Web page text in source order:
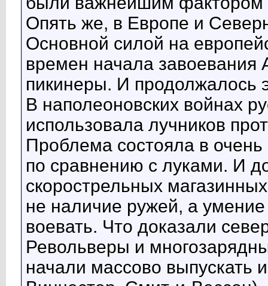
Опять же, в Европе и
Основной силой на
времен начала
пикинеры. И продолжалось
В наполеоновских войнах
использовала лучников
Проблема состояла в очень
по сравнению с луками. И
скорострельных
не наличие ружей, а
воевать. Что доказали
Револьверы и
начали массово выпускать